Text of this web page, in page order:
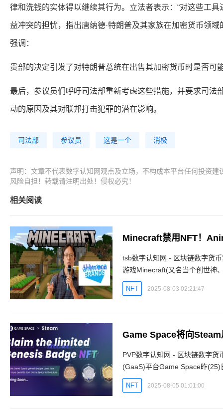
律和洗钱的实体得以继续其行为。立法者表示：“对这些工
益冲突的担忧，指出唐纳德·特朗普及其家族在加密货币领
强调：
贵部的决定引发了对特朗普总统在出售其加密货币时是否可
最后，参议员们呼吁司法部重新考虑这些措施，并要求司法
动的原因及其对联邦打击犯罪的潜在影响。
司法部 参议员 这是一个 消极
声明：文章不代表数字认知网观点及立场，不构成本平台任何投资
风险自担！转载请注明出处！侵权必究！
相关阅读
Minecraft禁用NFT！
tsb数字认知网 - 区块链数字货
游戏Minecraft(又名当个创世神
NFT与区块链相关营运方针，公
NFT 2025-08-03 02:21:47
Game Space将向
PVP数字认知网 - 区块链数字
(GaaS)平台Game Space昨
NFT，盼吸引Web2玩家转向
NFT 2025-08-05 01:01:00